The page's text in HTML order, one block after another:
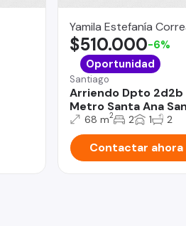
Yamila Estefanía
Santiago
Arriendo Dpto 2d2b
Metro Santa Ana
$510.000-6%
Oportunidad
68 m2 2 1 2
Contactar ahora